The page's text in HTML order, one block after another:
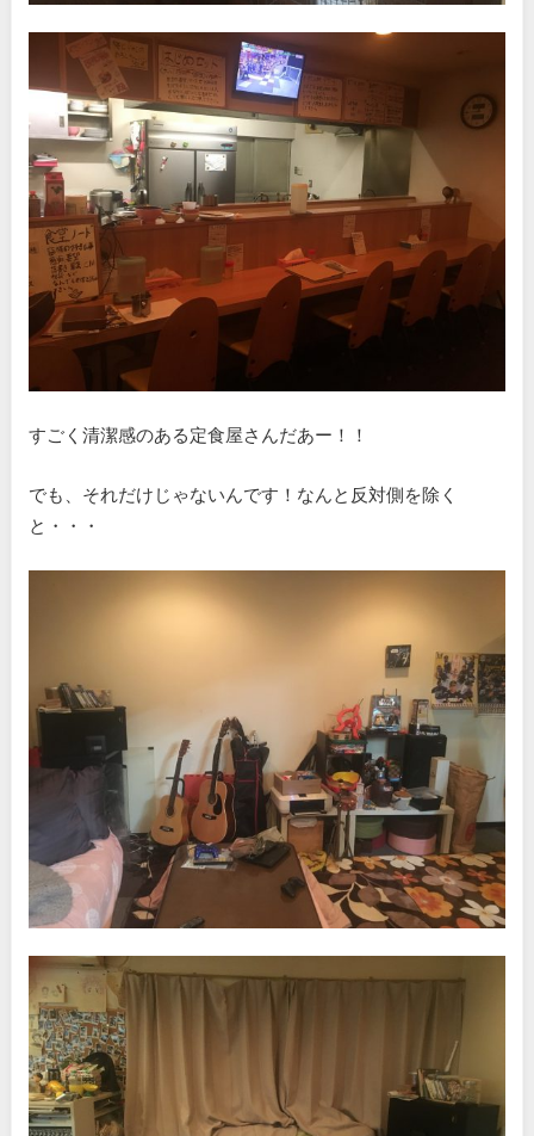
すごく清潔感のある定食屋さんだあー！！
でも、それだけじゃないんです！なんと反対側を除く
と・・・